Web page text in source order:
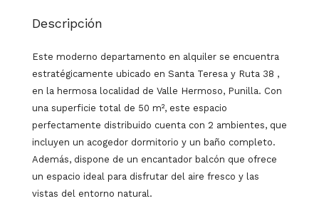
Descripción
Este moderno departamento en alquiler se encuentra
estratégicamente ubicado en Santa Teresa y Ruta 38 ,
en la hermosa localidad de Valle Hermoso, Punilla. Con
una superficie total de 50 m², este espacio
perfectamente distribuido cuenta con 2 ambientes, que
incluyen un acogedor dormitorio y un baño completo.
Además, dispone de un encantador balcón que ofrece
un espacio ideal para disfrutar del aire fresco y las
vistas del entorno natural.